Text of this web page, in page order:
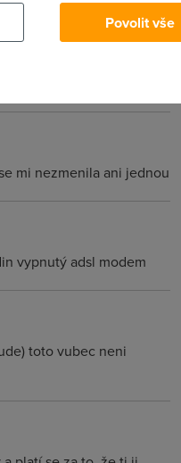
mi nezmenila ani jednou
vypnutý adsl modem
toto vubec neni
Povolit vše